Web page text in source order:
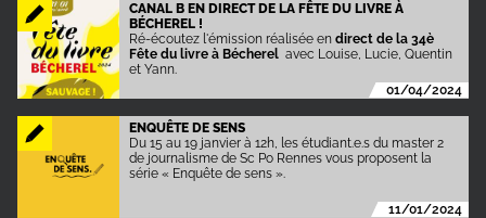
CANAL B EN DIRECT DE LA FÊTE DU LIVRE À
BÉCHEREL !
Ré-écoutez l'émission réalisée endirect de la 34è
Fête du livre à Bécherel avec Louise, Lucie, Quentin
et Yann.
01/04/2024
ENQUÊTE DE SENS
Du 15 au 19 janvier à 12h, les étudiant.e.s du master 2
de journalisme de Sc Po Rennes vous proposent la
série « Enquête de sens ».
11/01/2024